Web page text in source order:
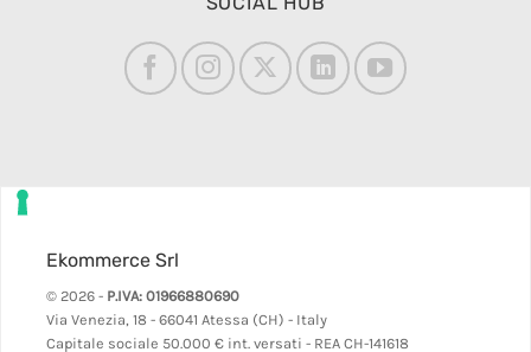
Ekommerce Srl
© 2026 - P.IVA: 01966880690
Via Venezia, 18 - 66041 Atessa (CH) - Italy
Capitale sociale 50.000 € int. versati - REA CH-141618